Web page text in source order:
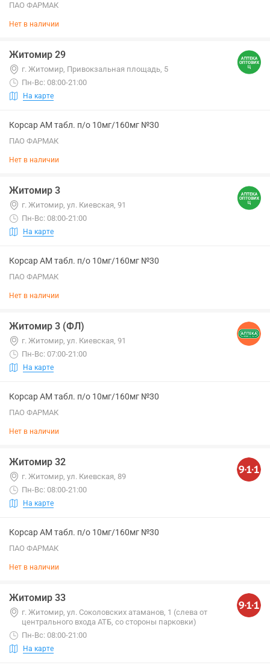
ПАО ФАРМАК
Нет в наличии
Житомир 29
г. Житомир, Привокзальная площадь, 5
Пн-Вс: 08:00-21:00
На карте
Корсар АМ табл. п/о 10мг/160мг №30
ПАО ФАРМАК
Нет в наличии
Житомир 3
г. Житомир, ул. Киевская, 91
Пн-Вс: 08:00-21:00
На карте
Корсар АМ табл. п/о 10мг/160мг №30
ПАО ФАРМАК
Нет в наличии
Житомир 3 (ФЛ)
г. Житомир, ул. Киевская, 91
Пн-Вс: 07:00-21:00
На карте
Корсар АМ табл. п/о 10мг/160мг №30
ПАО ФАРМАК
Нет в наличии
Житомир 32
г. Житомир, ул. Киевская, 89
Пн-Вс: 08:00-21:00
На карте
Корсар АМ табл. п/о 10мг/160мг №30
ПАО ФАРМАК
Нет в наличии
Житомир 33
г. Житомир, ул. Соколовских атаманов, 1 (слева от
центрального входа АТБ, со стороны парковки)
Пн-Вс: 08:00-21:00
На карте